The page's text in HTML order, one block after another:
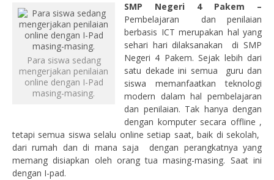
Para siswa sedang
mengerjakan penilaian
online dengan I-Pad
masing-masing.
SMP Negeri 4 Pakem –
Pembelajaran dan penilaian
berbasis ICT merupakan hal yang
sehari hari dilaksanakan di SMP
Negeri 4 Pakem. Sejak lebih dari
satu dekade ini semua guru dan
siswa memanfaatkan teknologi
modern dalam hal pembelajaran
dan penilaian. Tak hanya dengan
dengan komputer secara offline ,
tetapi semua siswa selalu online setiap saat, baik di sekolah,
dari rumah dan di mana saja dengan perangkatnya yang
memang disiapkan oleh orang tua masing-masing. Saat ini
dengan I-pad.